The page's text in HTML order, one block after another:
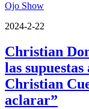
Ojo Show
2024-2-22
Christian
las
Christian
aclarar”